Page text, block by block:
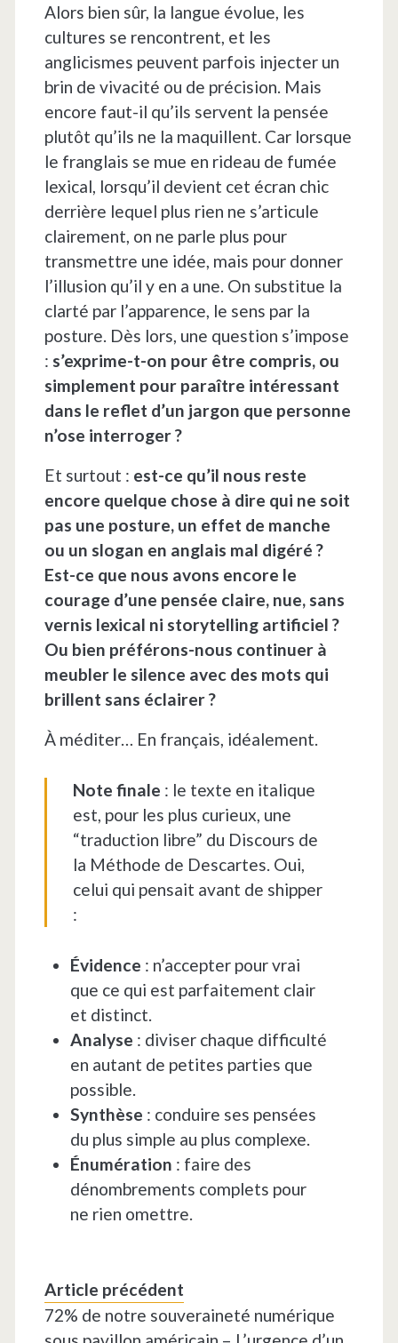
Alors bien sûr, la langue évolue, les
cultures se rencontrent, et les
anglicismes peuvent parfois injecter un
brin de vivacité ou de précision. Mais
encore faut-il qu’ils servent la pensée
plutôt qu’ils ne la maquillent. Car lorsque
le franglais se mue en rideau de fumée
lexical, lorsqu’il devient cet écran chic
derrière lequel plus rien ne s’articule
clairement, on ne parle plus pour
transmettre une idée, mais pour donner
l’illusion qu’il y en a une. On substitue la
clarté par l’apparence, le sens par la
posture. Dès lors, une question s’impose
: s’exprime-t-on pour être compris, ou
simplement pour paraître intéressant
dans le reflet d’un jargon que personne
n’ose interroger ?
Et surtout : est-ce qu’il nous reste
encore quelque chose à dire qui ne soit
pas une posture, un effet de manche
ou un slogan en anglais mal digéré ?
Est-ce que nous avons encore le
courage d’une pensée claire, nue, sans
vernis lexical ni storytelling artificiel ?
Ou bien préférons-nous continuer à
meubler le silence avec des mots qui
brillent sans éclairer ?
À méditer… En français, idéalement.
Note finale : le texte en italique
est, pour les plus curieux, une
“traduction libre” du Discours de
la Méthode de Descartes. Oui,
celui qui pensait avant de shipper
:
Évidence : n’accepter pour vrai
que ce qui est parfaitement clair
et distinct.
Analyse : diviser chaque difficulté
en autant de petites parties que
possible.
Synthèse : conduire ses pensées
du plus simple au plus complexe.
Énumération : faire des
dénombrements complets pour
ne rien omettre.
Article précédent
72% de notre souveraineté numérique